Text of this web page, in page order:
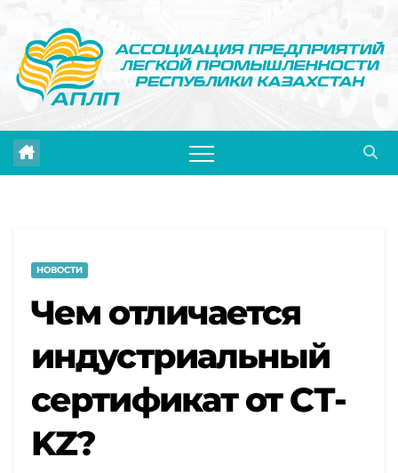
содержимому
НОВОСТИ
Чем отличается
индустриальный
сертификат от СТ-
KZ?